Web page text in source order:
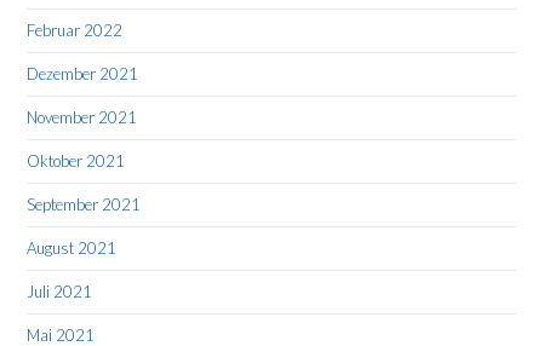
Februar 2022
Dezember 2021
November 2021
Oktober 2021
September 2021
August 2021
Juli 2021
Mai 2021